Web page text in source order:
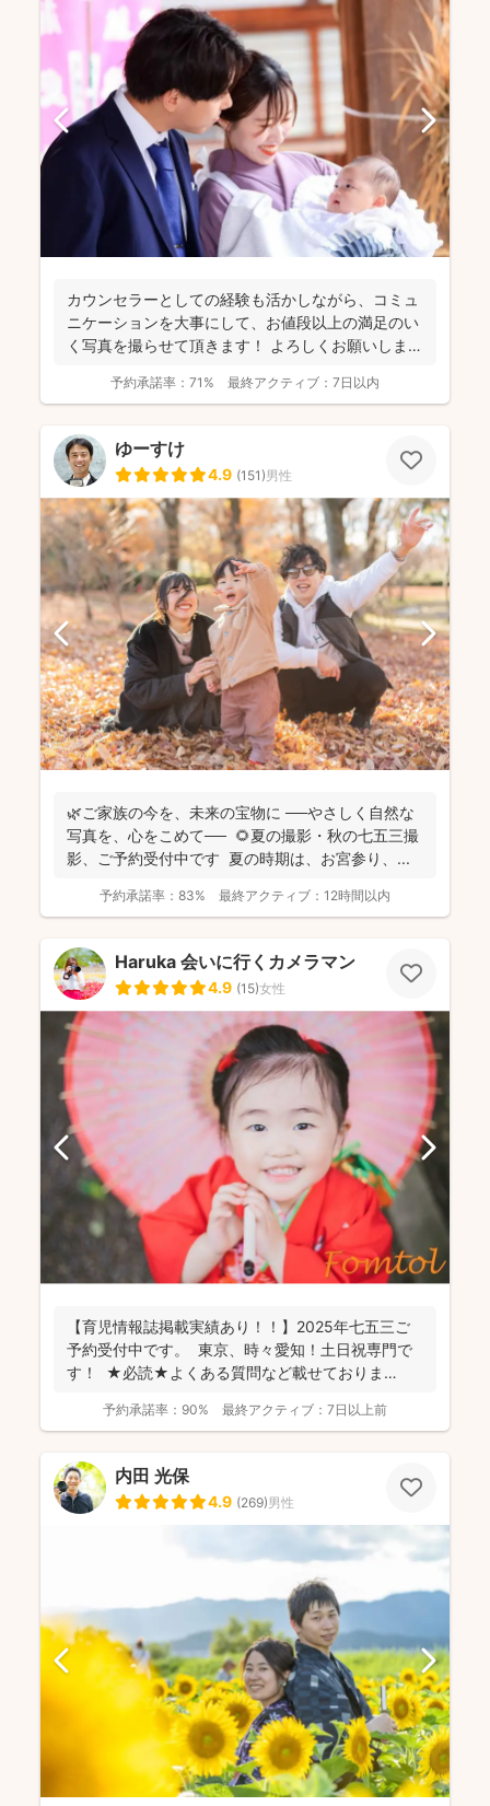
カウンセラーとしての経験も活かしながら、コミュ
ニケーションを大事にして、お値段以上の満足のい
く写真を撮らせて頂きます！ よろしくお願いします
予約承諾率： 71% 最終アクティブ： 7日以内
ゆーすけ
4.9 (151)男性
🌿ご家族の今を、未来の宝物に ──やさしく自然な
写真を、心をこめて── 🌻夏の撮影・秋の七五三撮
影、ご予約受付中です 夏の時期は、お宮参り、...
予約承諾率： 83% 最終アクティブ： 12時間以内
Haruka 会いに行くカメラマン
4.9 (15)女性
【育児情報誌掲載実績あり！！】2025年七五三ご
予約受付中です。 東京、時々愛知！土日祝専門で
す！ ★必読★よくある質問など載せておりま
予約承諾率： 90% 最終アクティブ： 7日以上前
内田 光保
4.9 (269)男性